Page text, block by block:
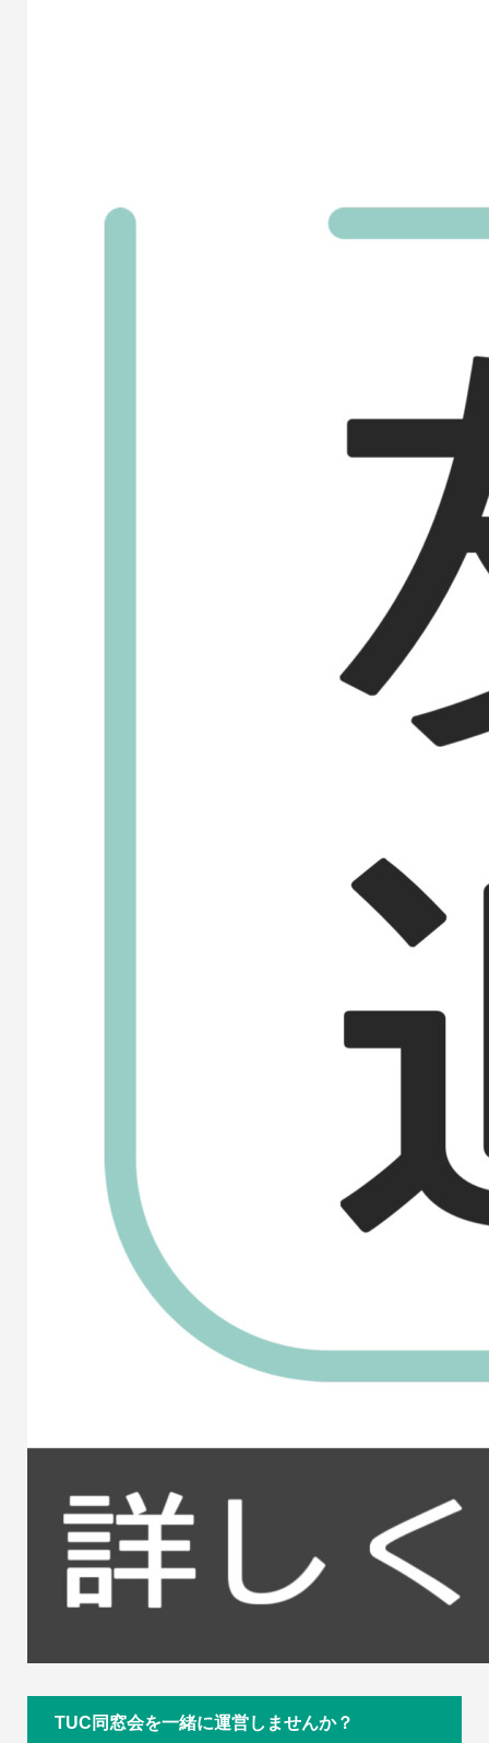
TUC同窓会を一緒に運営しませんか？